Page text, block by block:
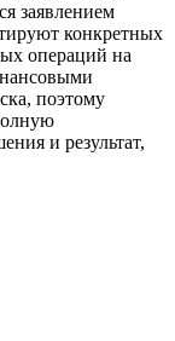
заявлением
конкретных
операций на
поэтому
и результат,